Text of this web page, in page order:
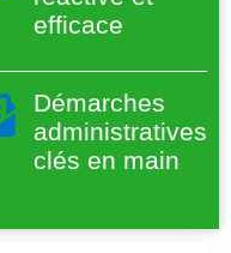
efficace
Démarches
administratives
clés en main